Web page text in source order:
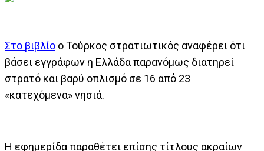
Στο βιβλίο ο Τούρκος στρατιωτικός αναφέρει ότι
βάσει εγγράφων η Ελλάδα παρανόμως διατηρεί
στρατό και βαρύ οπλισμό σε 16 από 23
«κατεχόμενα» νησιά.
H εφημερίδα παραθέτει επίσης τίτλους ακραίων